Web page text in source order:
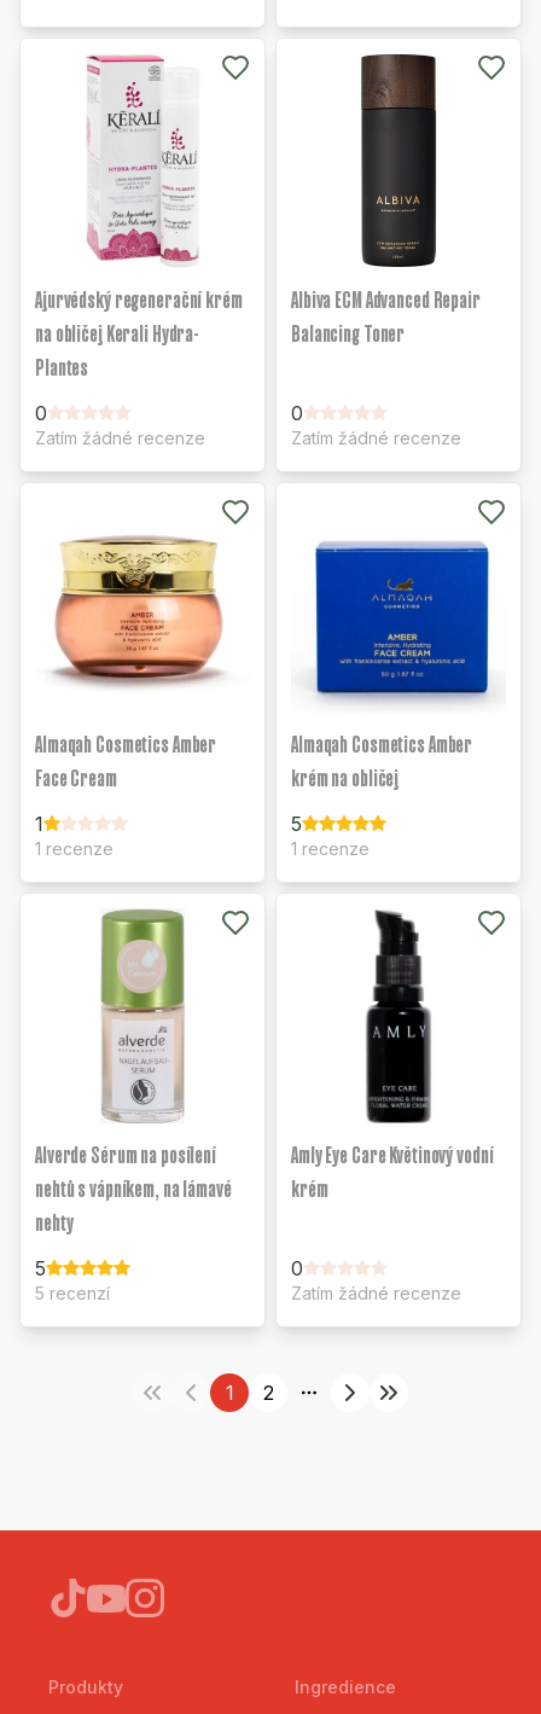
Ajurvédský regenerační krém
na obličej Kerali Hydra-
Plantes
0
Zatím žádné recenze
Albiva ECM Advanced Repair
Balancing Toner
0
Zatím žádné recenze
Almaqah Cosmetics Amber
Face Cream
1
1 recenze
Almaqah Cosmetics Amber
krém na obličej
5
1 recenze
Alverde Sérum na posílení
nehtů s vápníkem, na lámavé
nehty
5
5 recenzí
Amly Eye Care Květinový vodní
krém
0
Zatím žádné recenze
1 2
More pages
Produkty Ingredience